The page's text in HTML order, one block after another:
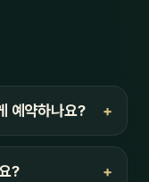
예약하나요?
?